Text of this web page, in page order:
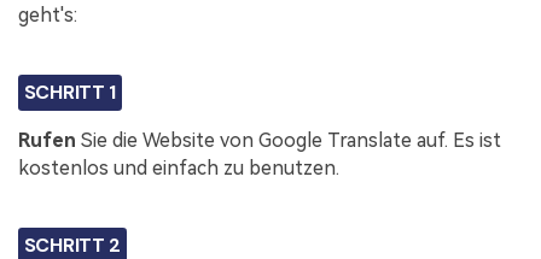
geht's:
SCHRITT 1
Rufen Sie die Website von Google Translate auf. Es ist
kostenlos und einfach zu benutzen.
SCHRITT 2